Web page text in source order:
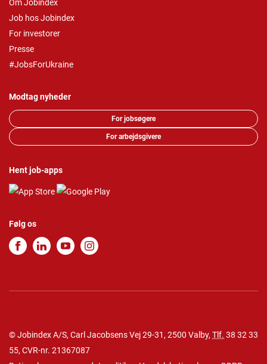
Om Jobindex
Job hos Jobindex
For investorer
Presse
#JobsForUkraine
Modtag nyheder
For jobsøgere
For arbejdsgivere
Hent job-apps
Følg os
© Jobindex A/S, Carl Jacobsens Vej 29-31, 2500 Valby, Tlf. 38 32 33
55, CVR-nr. 21367087